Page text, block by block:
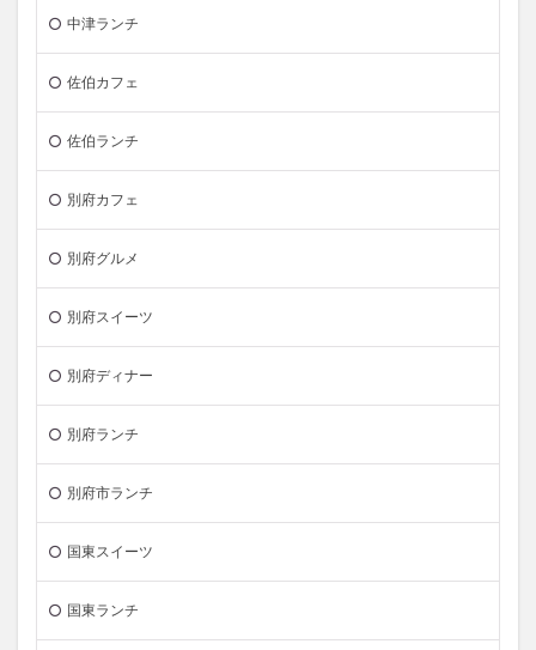
中津ランチ
佐伯カフェ
佐伯ランチ
別府カフェ
別府グルメ
別府スイーツ
別府ディナー
別府ランチ
別府市ランチ
国東スイーツ
国東ランチ